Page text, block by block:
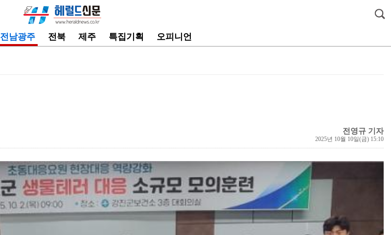
전남광주 전북 제주 특집기획 오피니언
전영규 기자
2025년 10월 10일(금) 15:10